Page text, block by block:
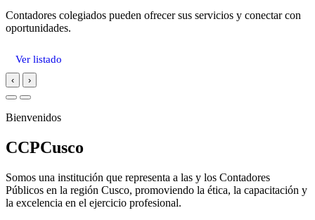
Contadores colegiados pueden ofrecer sus servicios y conectar con
oportunidades.
Ver listado
‹ ›
Bienvenidos
CCPCusco
Somos una institución que representa a las y los Contadores
Públicos en la región Cusco, promoviendo la ética, la capacitación y
la excelencia en el ejercicio profesional.